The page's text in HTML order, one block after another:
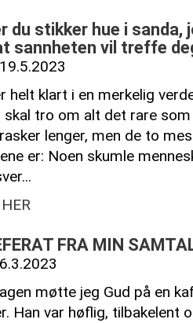
du stikker hue i sanda,
sannheten vil treffe
helt klart i en merkelig
skal tro om alt det rare
lenger, men de to
er: Noen skumle
FRA MIN
møtte jeg Gud på en
Han var høflig, tilbakelent